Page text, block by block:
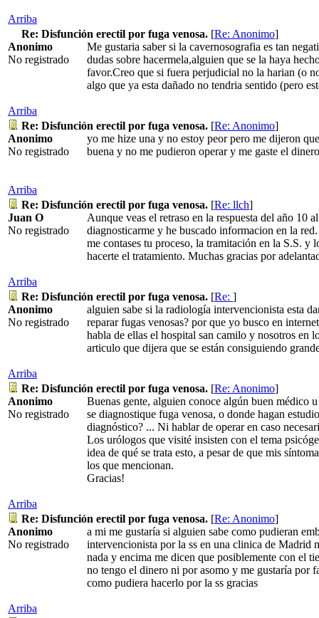
Arriba
Re: Disfunción erectil por fuga venosa. [Re: Anonimo]
Anonimo
No registrado
Me gustaria saber si la cavernosografia es tan
dudas sobre hacermela,alguien que se la haya
favor.Creo que si fuera perjudicial no la harian (o
algo que ya esta dañado no tendria sentido (pero
Arriba
Re: Disfunción erectil por fuga venosa. [Re: Anonimo]
Anonimo
No registrado
yo me hize una y no estoy peor pero me dijeron
buena y no me pudieron operar y me gaste el
Arriba
Re: Disfunción erectil por fuga venosa. [Re: llch]
Juan O
No registrado
Aunque veas el retraso en la respuesta del año 10
diagnosticarme y he buscado informacion en la
me contases tu proceso, la tramitación en la S.S. y
hacerte el tratamiento. Muchas gracias por
Arriba
Re: Disfunción erectil por fuga venosa. [Re: ]
Anonimo
No registrado
alguien sabe si la radiología intervencionista esta
reparar fugas venosas? por que yo busco en
habla de ellas el hospital san camilo y nosotros en
articulo que dijera que se están consiguiendo
Arriba
Re: Disfunción erectil por fuga venosa. [Re: Anonimo]
Anonimo
No registrado
Buenas gente, alguien conoce algún buen médico
se diagnostique fuga venosa, o donde hagan
diagnóstico? ... Ni hablar de operar en caso
Los urólogos que visité insisten con el tema
idea de qué se trata esto, a pesar de que mis
los que mencionan.
Gracias!
Arriba
Re: Disfunción erectil por fuga venosa. [Re: Anonimo]
Anonimo
No registrado
a mi me gustaría si alguien sabe como pudieran
intervencionista por la ss en una clinica de Madrid
nada y encima me dicen que posiblemente con el
no tengo el dinero ni por asomo y me gustaría por
como pudiera hacerlo por la ss gracias
Arriba